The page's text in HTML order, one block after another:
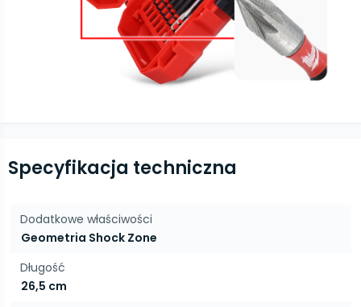
Specyfikacja techniczna
Dodatkowe właściwości
Geometria Shock Zone
Długość
26,5 cm